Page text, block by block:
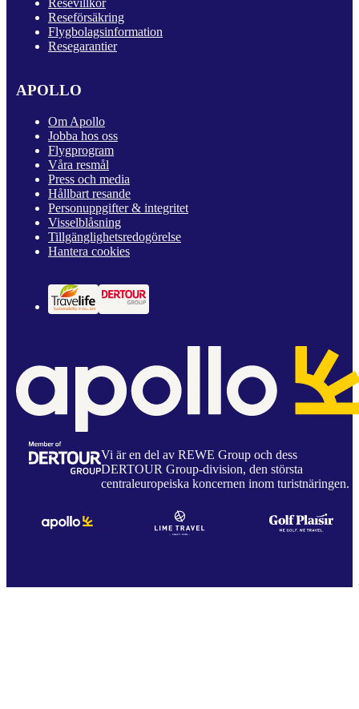
Resevillkor
Reseförsäkring
Flygbolagsinformation
Resegarantier
APOLLO
Om Apollo
Jobba hos oss
Flygprogram
Våra resmål
Press och media
Hållbart resande
Personuppgifter & integritet
Visselblåsning
Tillgänglighetsredogörelse
Hantera cookies
Vi är en del av REWE Group och dess
DERTOUR Group-division, den största
centraleuropeiska koncernen inom turistnäringen.